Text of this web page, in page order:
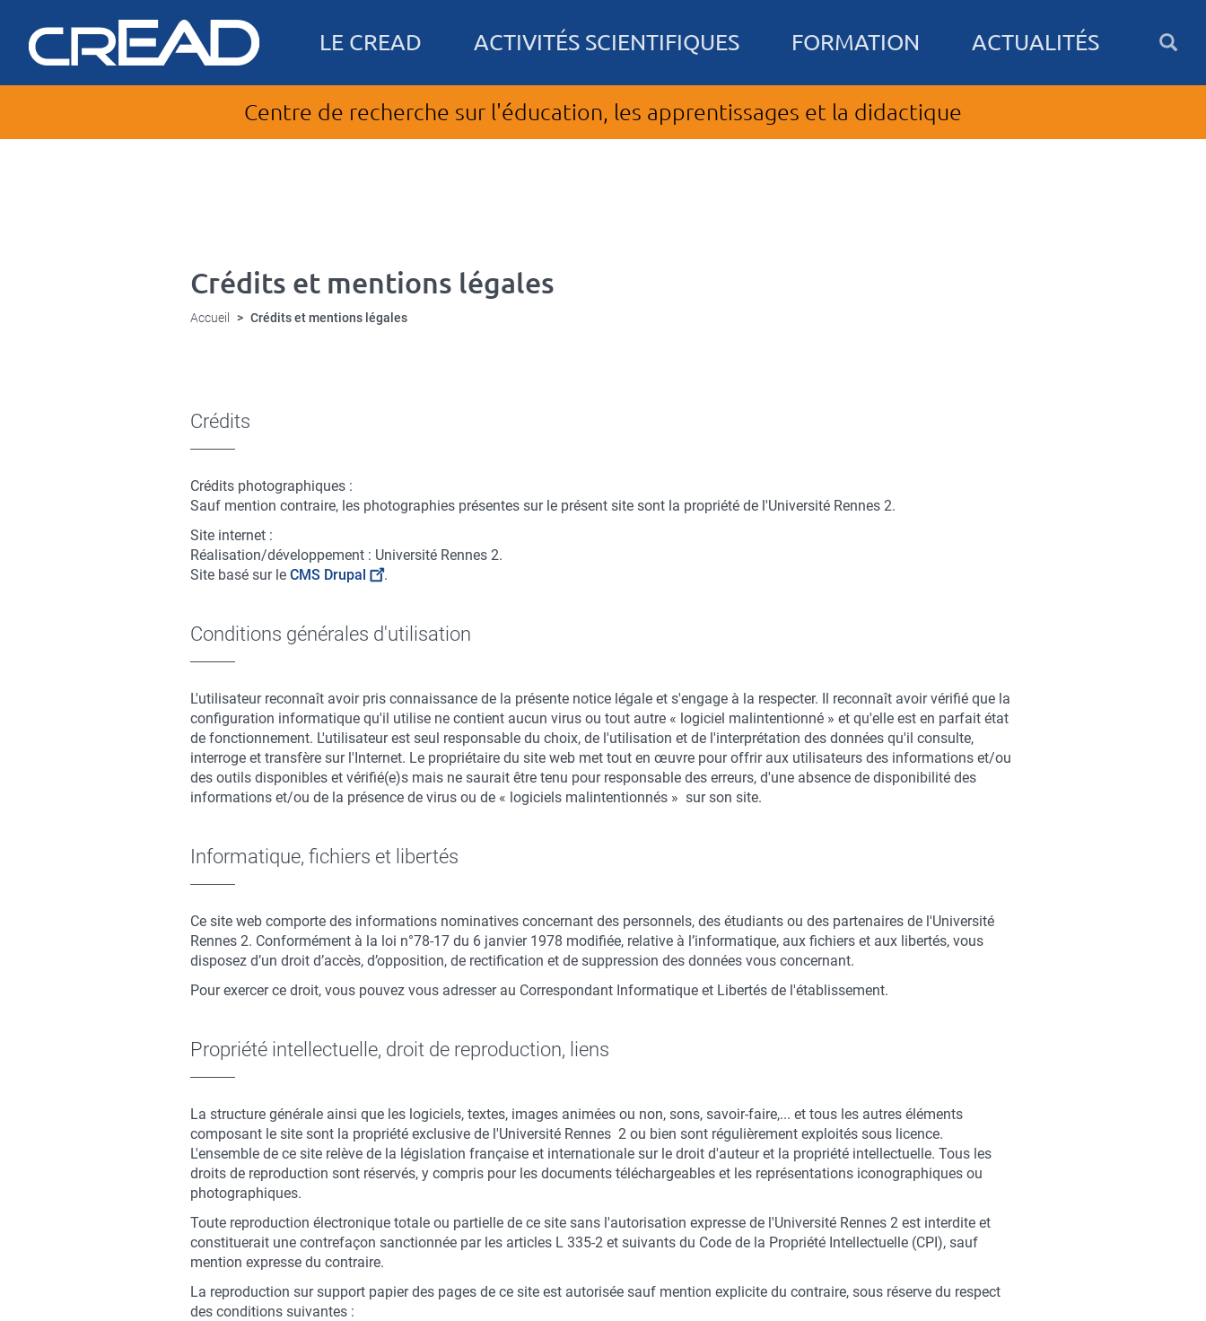
contenu
principal
Navigation
LE CREAD ACTIVITÉS SCIENTIFIQUES FORMATION ACTUALITÉS
Centre de recherche sur l'éducation, les apprentissages et la didactique
Crédits et mentions légales
Accueil Crédits et mentions légales
Crédits
Crédits photographiques :
Sauf mention contraire, les photographies présentes sur le présent site sont la propriété de l'Université Rennes 2.
Site internet :
Réalisation/développement : Université Rennes 2.
Site basé sur le CMS Drupal .
Conditions générales d'utilisation
L'utilisateur reconnaît avoir pris connaissance de la présente notice légale et s'engage à la respecter. Il reconnaît avoir vérifié que la
configuration informatique qu'il utilise ne contient aucun virus ou tout autre « logiciel malintentionné » et qu'elle est en parfait état
de fonctionnement. L'utilisateur est seul responsable du choix, de l'utilisation et de l'interprétation des données qu'il consulte,
interroge et transfère sur l'Internet. Le propriétaire du site web met tout en œuvre pour offrir aux utilisateurs des informations et/ou
des outils disponibles et vérifié(e)s mais ne saurait être tenu pour responsable des erreurs, d'une absence de disponibilité des
informations et/ou de la présence de virus ou de « logiciels malintentionnés » sur son site.
Informatique, fichiers et libertés
Ce site web comporte des informations nominatives concernant des personnels, des étudiants ou des partenaires de l'Université
Rennes 2. Conformément à la loi n°78-17 du 6 janvier 1978 modifiée, relative à l’informatique, aux fichiers et aux libertés, vous
disposez d’un droit d’accès, d’opposition, de rectification et de suppression des données vous concernant.
Pour exercer ce droit, vous pouvez vous adresser au Correspondant Informatique et Libertés de l'établissement.
Propriété intellectuelle, droit de reproduction, liens
La structure générale ainsi que les logiciels, textes, images animées ou non, sons, savoir-faire,... et tous les autres éléments
composant le site sont la propriété exclusive de l'Université Rennes 2 ou bien sont régulièrement exploités sous licence.
L'ensemble de ce site relève de la législation française et internationale sur le droit d'auteur et la propriété intellectuelle. Tous les
droits de reproduction sont réservés, y compris pour les documents téléchargeables et les représentations iconographiques ou
photographiques.
Toute reproduction électronique totale ou partielle de ce site sans l'autorisation expresse de l'Université Rennes 2 est interdite et
constituerait une contrefaçon sanctionnée par les articles L 335-2 et suivants du Code de la Propriété Intellectuelle (CPI), sauf
mention expresse du contraire.
La reproduction sur support papier des pages de ce site est autorisée sauf mention explicite du contraire, sous réserve du respect
des conditions suivantes :